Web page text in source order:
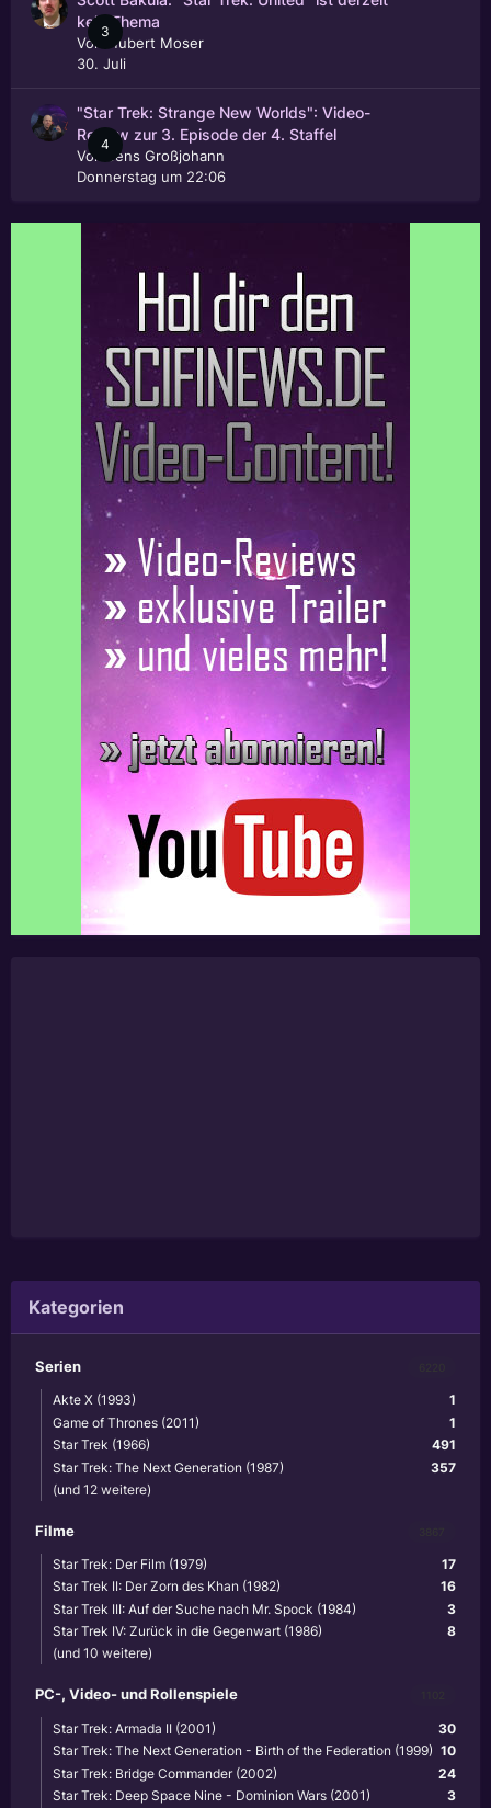
3
kein Thema
Von
Hubert Moser
30. Juli
4
"Star Trek: Strange New Worlds": Video-
Review zur 3. Episode der 4. Staffel
Von
Jens Großjohann
Donnerstag um 22:06
Kategorien
Serien
1
Akte X (1993)
1
Game of Thrones (2011)
491
Star Trek (1966)
357
Star Trek: The Next Generation (1987)
(und 12 weitere)
Filme
17
Star Trek: Der Film (1979)
16
Star Trek II: Der Zorn des Khan (1982)
3
Star Trek III: Auf der Suche nach Mr. Spock (1984)
8
Star Trek IV: Zurück in die Gegenwart (1986)
(und 10 weitere)
PC-, Video- und Rollenspiele
30
Star Trek: Armada II (2001)
10
Star Trek: The Next Generation - Birth of the Federation (1999)
24
Star Trek: Bridge Commander (2002)
3
Star Trek: Deep Space Nine - Dominion Wars (2001)